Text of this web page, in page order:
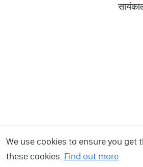
We use cookies to ensure you
these cookies. Find out more